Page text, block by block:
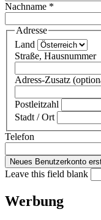
Nachname *
Adresse
Land
Straße, Hausnummer
Adress-Zusatz
Postleitzahl
Stadt / Ort
Telefon
Leave this field blank
Werbung